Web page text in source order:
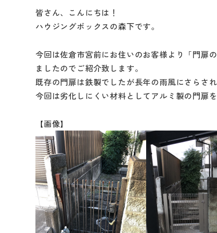
リフォームメニュ
キッチン
バスルーム
トイレ
外壁・屋根塗装
LDK リフォーム
増改築・減築・リ
修繕・小工事
皆さん、こんにちは！
ハウジングボックスの森下です。
今回は佐倉市宮前にお住いのお客様より「門扉
ましたのでご紹介致します。
既存の門扉は鉄製でしたが長年の雨風にさらさ
今回は劣化しにくい材料としてアルミ製の門扉
【画像】